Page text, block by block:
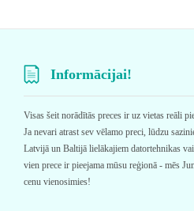
Informācijai!
Visas šeit norādītās preces ir uz vietas reāli
Ja nevari atrast sev vēlamo preci, lūdzu
Latvijā un Baltijā lielākajiem datortehnikas
vien prece ir pieejama mūsu reģionā - mēs
cenu vienosimies!